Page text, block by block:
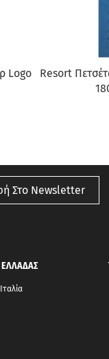
Logo
Resort
Στο Newsletter
ΕΛΛΑΔΑΣ